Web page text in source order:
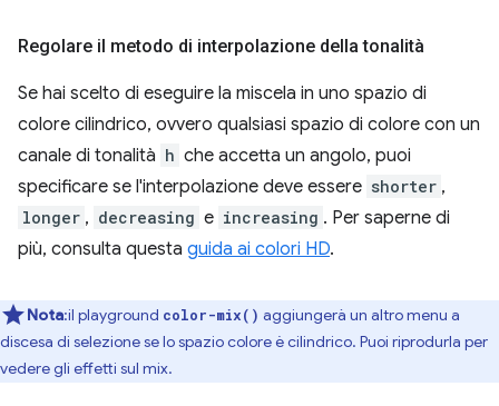
Regolare il metodo di interpolazione della tonalità
Se hai scelto di eseguire la miscela in uno spazio di
colore cilindrico, ovvero qualsiasi spazio di colore con un
canale di tonalità h che accetta un angolo, puoi
specificare se l'interpolazione deve essere shorter ,
longer , decreasing e increasing . Per saperne di
più, consulta questa guida ai colori HD.
Nota:il playground color-mix() aggiungerà un altro menu a
discesa di selezione se lo spazio colore è cilindrico. Puoi riprodurla per
vedere gli effetti sul mix.